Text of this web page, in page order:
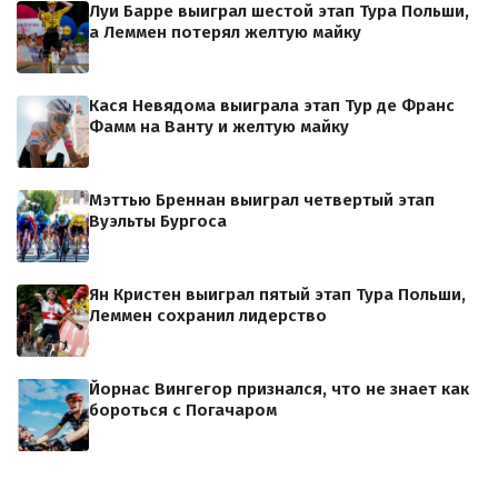
Луи Барре выиграл шестой этап Тура Польши,
а Леммен потерял желтую майку
Кася Невядома выиграла этап Тур де Франс
Фамм на Ванту и желтую майку
Мэттью Бреннан выиграл четвертый этап
Вуэльты Бургоса
Ян Кристен выиграл пятый этап Тура Польши,
Леммен сохранил лидерство
Йорнас Вингегор признался, что не знает как
бороться с Погачаром